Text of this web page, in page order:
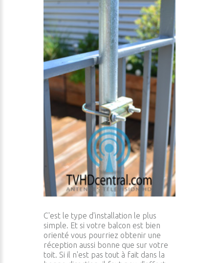
C'est le type d'installation le plus
simple. Et si votre balcon est bien
orienté vous pourriez obtenir une
réception aussi bonne que sur votre
toit. Si il n'est pas tout à fait dans la